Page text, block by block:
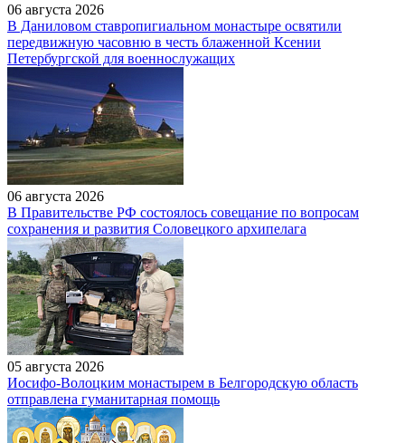
06 августа 2026
В Даниловом ставропигиальном монастыре освятили
передвижную часовню в честь блаженной Ксении
Петербургской для военнослужащих
06 августа 2026
В Правительстве РФ состоялось совещание по вопросам
сохранения и развития Соловецкого архипелага
05 августа 2026
Иосифо-Волоцким монастырем в Белгородскую область
отправлена гуманитарная помощь